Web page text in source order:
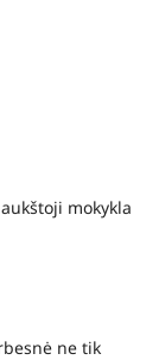
mokykla
ne tik